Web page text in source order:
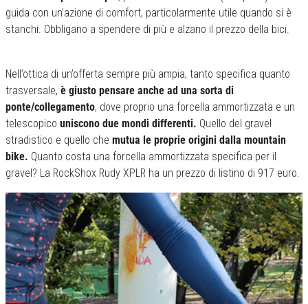
guida con un’azione di comfort, particolarmente utile quando si è
stanchi. Obbligano a spendere di più e alzano il prezzo della bici.
Nell’ottica di un’offerta sempre più ampia, tanto specifica quanto
trasversale, è giusto pensare anche ad una sorta di
ponte/collegamento, dove proprio una forcella ammortizzata e un
telescopico uniscono due mondi differenti. Quello del gravel
stradistico e quello che mutua le proprie origini dalla mountain
bike. Quanto costa una forcella ammortizzata specifica per il
gravel? La RockShox Rudy XPLR ha un prezzo di listino di 917 euro.